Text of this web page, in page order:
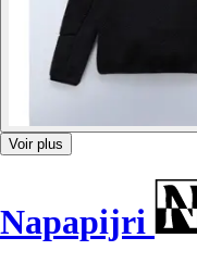
Voir plus
Napapijri